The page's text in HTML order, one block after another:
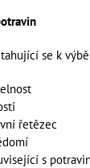
se k
řetězec
s